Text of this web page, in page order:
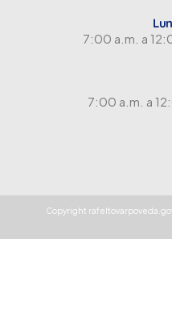
7:00 a.m. a
7:00 a.m. a
Copyright